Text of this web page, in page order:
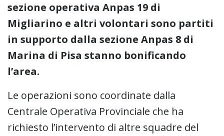
sezione operativa Anpas 19 di
Migliarino e altri volontari sono partiti
in supporto dalla sezione Anpas 8 di
Marina di Pisa stanno bonificando
l’area.
Le operazioni sono coordinate dalla
Centrale Operativa Provinciale che ha
richiesto l’intervento di altre squadre del